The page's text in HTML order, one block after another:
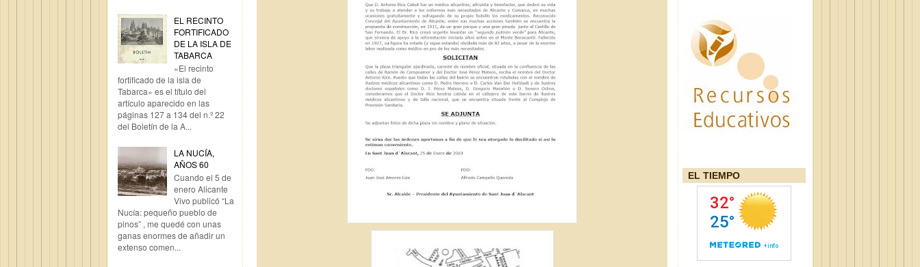
EL RECINTO
FORTIFICADO
DE LA ISLA DE
TABARCA
«El recinto
fortificado de la isla de
Tabarca» es el título del
artículo aparecido en las
páginas 127 a 134 del n.º 22
del Boletín de la A...
LA NUCÍA,
AÑOS 60
Cuando el 5 de
enero Alicante
Vivo publicó “La
Nucía: pequeño pueblo de
pinos” , me quedé con unas
ganas enormes de añadir un
extenso comen...
EL TIEMPO